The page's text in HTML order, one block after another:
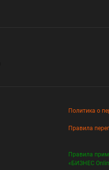
Политика о
Правила
Правила
«БИЗНЕС